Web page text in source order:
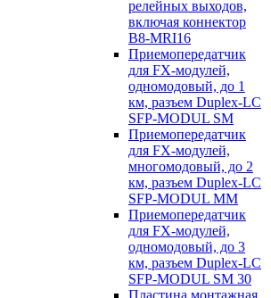
релейных выходов,
включая коннектор
B8-MRI16
Приемопередатчик
для FX-модулей,
одномодовый, до 1
км, разъем Duplex-LC
SFP-MODUL SM
Приемопередатчик
для FX-модулей,
многомодовый, до 2
км, разъем Duplex-LC
SFP-MODUL MM
Приемопередатчик
для FX-модулей,
одномодовый, до 3
км, разъем Duplex-LC
SFP-MODUL SM 30
Пластина монтажная